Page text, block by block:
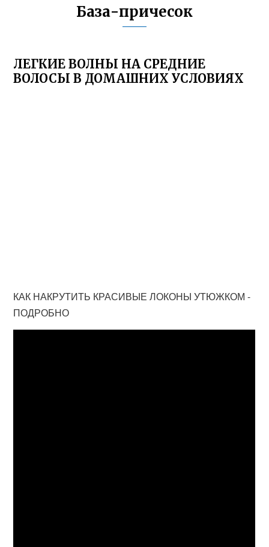
База-причесок
ЛЕГКИЕ ВОЛНЫ НА СРЕДНИЕ
ВОЛОСЫ В ДОМАШНИХ УСЛОВИЯХ
КАК НАКРУТИТЬ КРАСИВЫЕ ЛОКОНЫ УТЮЖКОМ -
ПОДРОБНО